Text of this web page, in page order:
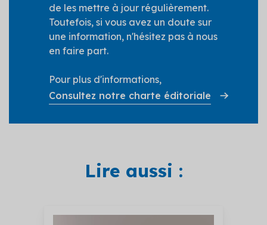
de les mettre à jour régulièrement.
Toutefois, si vous avez un doute sur
une information, n'hésitez pas à nous
en faire part.
Pour plus d'informations,
Consultez notre charte éditoriale
Lire aussi :